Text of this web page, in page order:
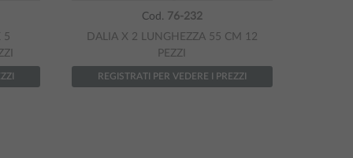
5
Cod. 76-232
DALIA X 2 LUNGHEZZA 55 CM 12
PEZZI
REGISTRATI PER VEDERE I PREZZI